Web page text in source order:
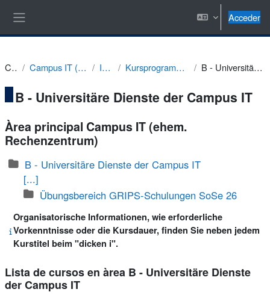
Acceder
Cursos Campus IT (ehem. Rechenzentrum) IT-Training Kursprogramm Sommersemester 2026 B - Universitäre Dienste der Campus IT
B - Universitäre Dienste der Campus IT
Àrea principal Campus IT (ehem.
Rechenzentrum)
B - Universitäre Dienste der Campus IT
[...]
Übungsbereich GRIPS-Schulungen SoSe 26
Organisatorische Informationen, wie erforderliche
Vorkenntnisse oder die Kursdauer, finden Sie neben jedem
Kurstitel beim "dicken i".
Lista de cursos en àrea B - Universitäre Dienste
der Campus IT